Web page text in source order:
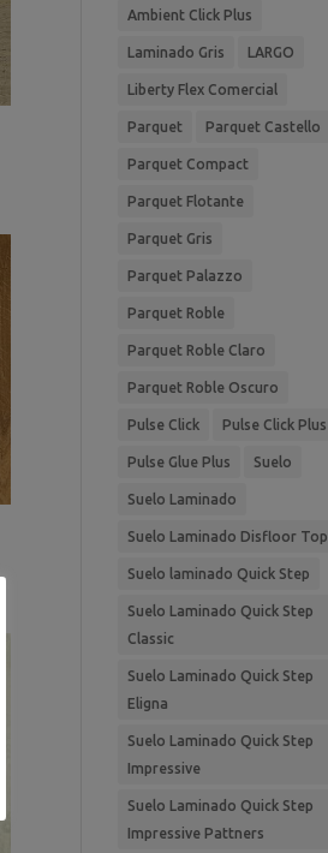
Ambient Click Plus
Laminado Gris LARGO
Liberty Flex Comercial
Parquet Parquet Castello
Parquet Compact
Parquet Flotante
Parquet Gris
Parquet Palazzo
Parquet Roble
Parquet Roble Claro
Parquet Roble Oscuro
Pulse Click Pulse Click Plus
Pulse Glue Plus Suelo
Suelo Laminado
Suelo Laminado Disfloor Top
Suelo laminado Quick Step
Suelo Laminado Quick Step
Classic
Suelo Laminado Quick Step
Eligna
Suelo Laminado Quick Step
Impressive
Suelo Laminado Quick Step
Impressive Pattners